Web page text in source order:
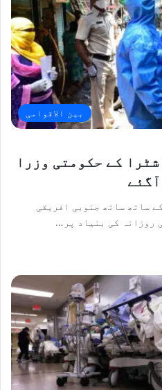
بین الاقوامی
کے حکومتی وزرا
ساتھ ساتھ جنوبی افریقی
روزانہ کی بنیاد پر…